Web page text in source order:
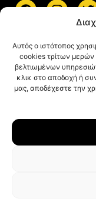
Αυτός ο ιστότοπος
cookies τρίτων μερών
βελτιωμένων
κλικ στο αποδοχή ή
μας, αποδέχεστε την
© ΑΡΗΣ Α.Σ. All rights